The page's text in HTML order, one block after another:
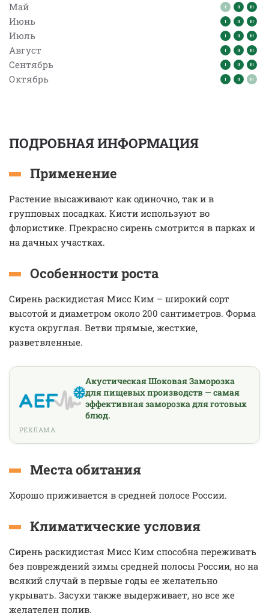
Май
Июнь
Июль
Август
Сентябрь
Октябрь
ПОДРОБНАЯ ИНФОРМАЦИЯ
Применение
Растение высаживают как одиночно, так и в
групповых посадках. Кисти используют во
флористике. Прекрасно сирень смотрится в парках и
на дачных участках.
Особенности роста
Сирень раскидистая Мисс Ким – широкий сорт
высотой и диаметром около 200 сантиметров. Форма
куста округлая. Ветви прямые, жесткие,
разветвленные.
Акустическая Шоковая Заморозка
для пищевых производств — самая
эффективная заморозка для готовых
блюд.
РЕКЛАМА
Места обитания
Хорошо приживается в средней полосе России.
Климатические условия
Сирень раскидистая Мисс Ким способна переживать
без повреждений зимы средней полосы России, но на
всякий случай в первые годы ее желательно
укрывать. Засухи также выдерживает, но все же
желателен полив.